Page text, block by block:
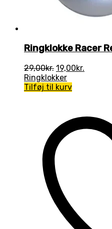
Ringklokke Racer
29,00kr. Den
oprindelige
pris
19,00kr.
Ringklokker
Tilføj til kurv